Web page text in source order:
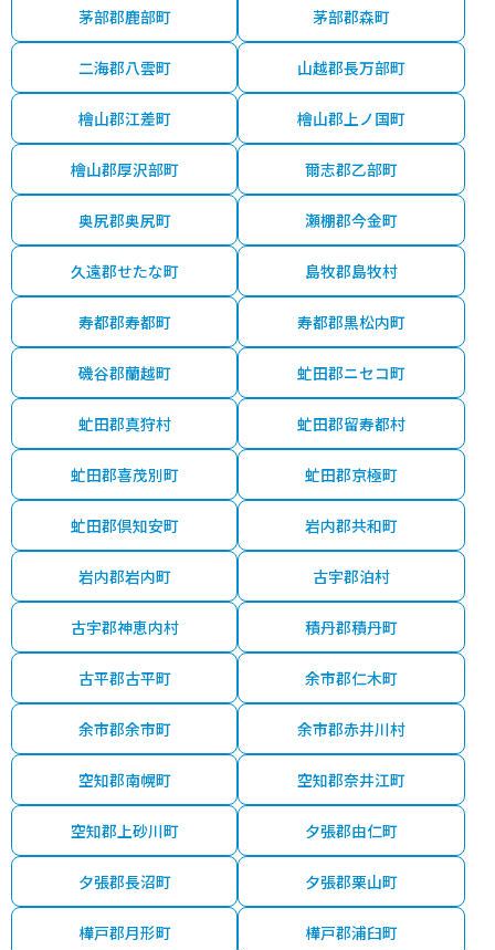
茅部郡鹿部町 茅部郡森町
二海郡八雲町 山越郡長万部町
檜山郡江差町 檜山郡上ノ国町
檜山郡厚沢部町 爾志郡乙部町
奥尻郡奥尻町 瀬棚郡今金町
久遠郡せたな町 島牧郡島牧村
寿都郡寿都町 寿都郡黒松内町
磯谷郡蘭越町 虻田郡ニセコ町
虻田郡真狩村 虻田郡留寿都村
虻田郡喜茂別町 虻田郡京極町
虻田郡倶知安町 岩内郡共和町
岩内郡岩内町 古宇郡泊村
古宇郡神恵内村 積丹郡積丹町
古平郡古平町 余市郡仁木町
余市郡余市町 余市郡赤井川村
空知郡南幌町 空知郡奈井江町
空知郡上砂川町 夕張郡由仁町
夕張郡長沼町 夕張郡栗山町
樺戸郡月形町 樺戸郡浦臼町